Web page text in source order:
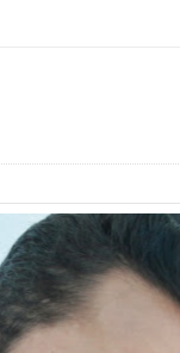
para
e invitados
sistema financiero
dominicana más
de Fiduciaria